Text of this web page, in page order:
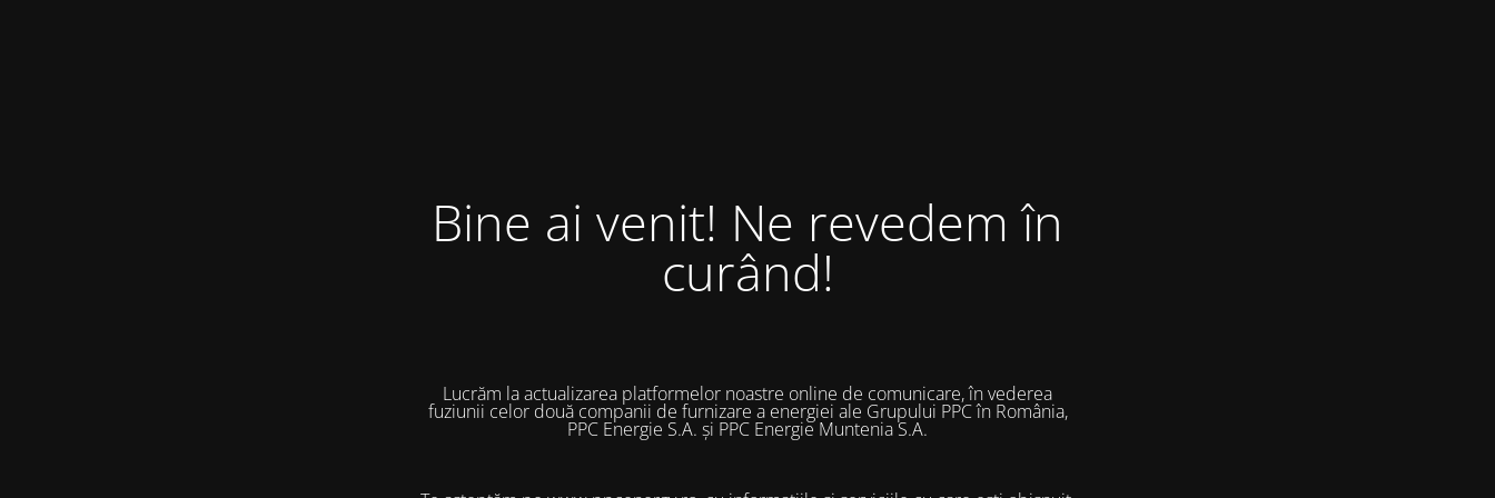
Bine ai venit! Ne revedem în
curând!
Lucrăm la actualizarea platformelor noastre online de comunicare, în vederea
fuziunii celor două companii de furnizare a energiei ale Grupului PPC în România,
PPC Energie S.A. și PPC Energie Muntenia S.A.